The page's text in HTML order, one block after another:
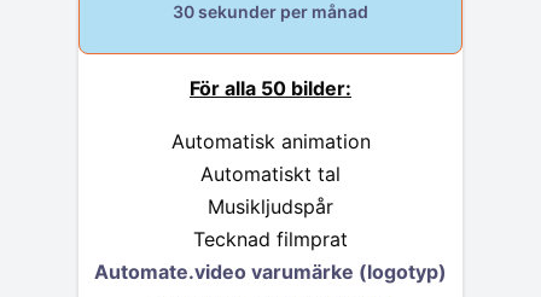
30 sekunder per månad
För alla 50 bilder:
Automatisk animation
Automatiskt tal
Musikljudspår
Tecknad filmprat
Automate.video varumärke (logotyp)